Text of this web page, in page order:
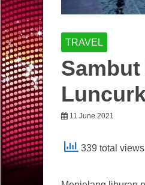
TRAVEL
11 June 2021
339 total views